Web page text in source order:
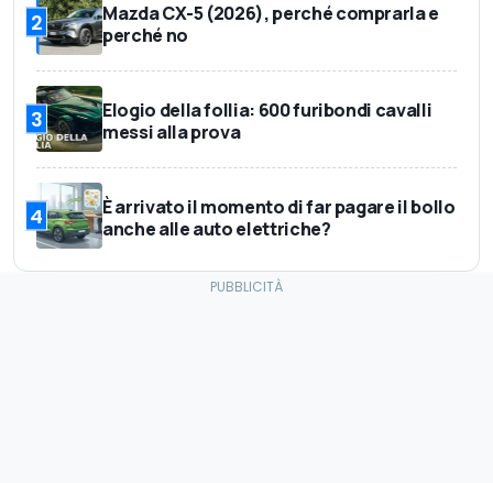
2
Mazda CX-5 (2026), perché comprarla e
perché no
3
Elogio della follia: 600 furibondi cavalli
messi alla prova
4
È arrivato il momento di far pagare il bollo
anche alle auto elettriche?